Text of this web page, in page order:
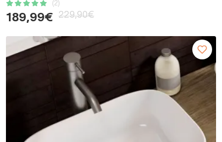
(2)
189,99€ 229,90€